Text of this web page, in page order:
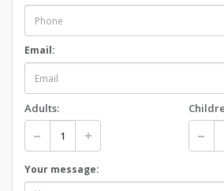
Email:
Adults:
Your message: